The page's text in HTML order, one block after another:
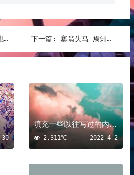
下一篇: 塞翁失马 焉知非福
填充一些以往写过的内容吧 更新好像要花不少时间
2022-4-2
2,311℃